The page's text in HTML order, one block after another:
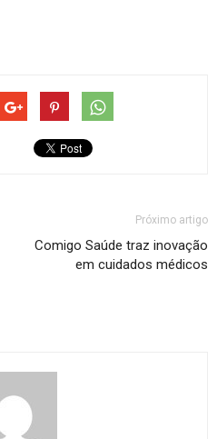
Próximo artigo
Comigo Saúde traz inovação
em cuidados médicos